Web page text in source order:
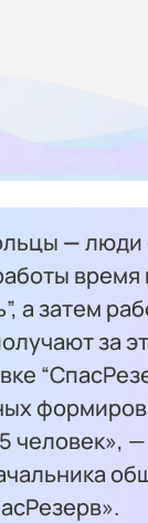
—люди
время
а затем
за
человек»,